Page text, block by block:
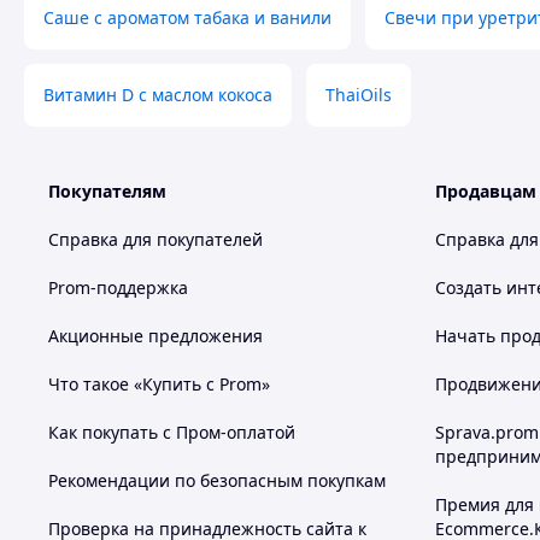
Наносится равномерно, обеспечивает лёгкое скольжение.
интернет-магазина.
эффект.
Приятный и выраженный аромат корицы.
Масло гипоаллергенное, не оставляет запаха на
Базовые компоненты
● рафинированное масло рапса
Активные компоненты:
● эфирное масло жасмина
Саше с ароматом табака и ванили Свечи при
Витамин D с маслом кокоса ThaiOils
Покупателям
Справка для покупателей
Prom-поддержка
Акционные предложения
Что такое «Купить с Prom»
Как покупать с Пром-оплатой
Рекомендации по безопасным покупкам
Проверка на принадлежность сайта к
Продавцам
Справка
Создать
Начать
Премия для